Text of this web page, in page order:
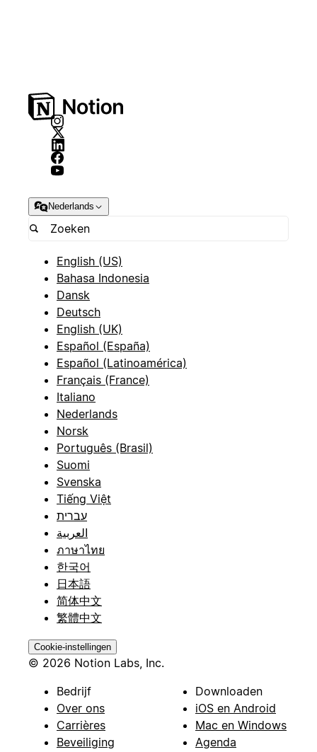
Nederlands
English (US)
Bahasa Indonesia
Dansk
Deutsch
English (UK)
Español (España)
Español (Latinoamérica)
Français (France)
Italiano
Nederlands
Norsk
Português (Brasil)
Suomi
Svenska
Tiếng Việt
עברית
العربية
ภาษาไทย
한국어
日本語
简体中文
繁體中文
Cookie-instellingen
© 2026 Notion Labs, Inc.
Bedrijf
Over ons
Carrières
Beveiliging
Downloaden
iOS en Android
Mac en Windows
Agenda